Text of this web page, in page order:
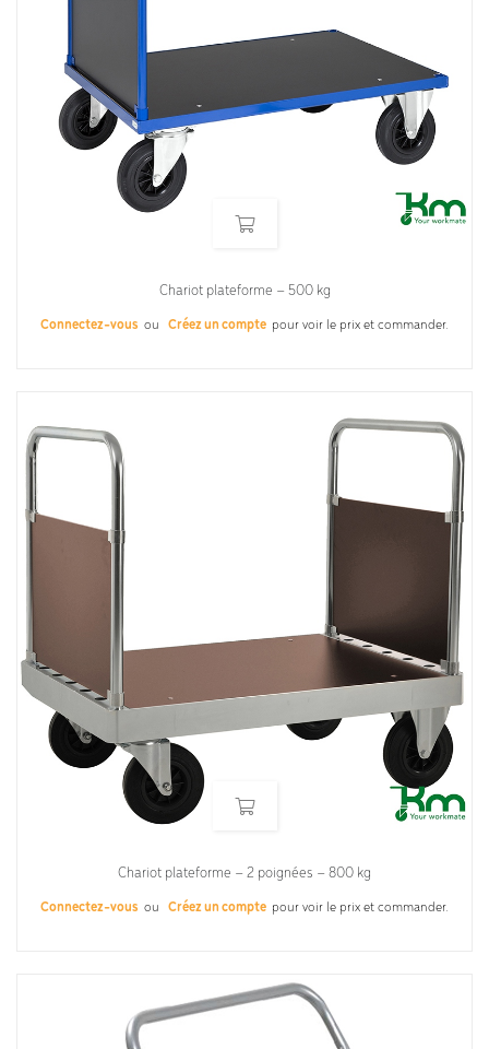
Chariot plateforme – 500 kg
Connectez-vous ou Créez un compte pour voir le prix et commander.
Chariot plateforme – 2 poignées – 800 kg
Connectez-vous ou Créez un compte pour voir le prix et commander.